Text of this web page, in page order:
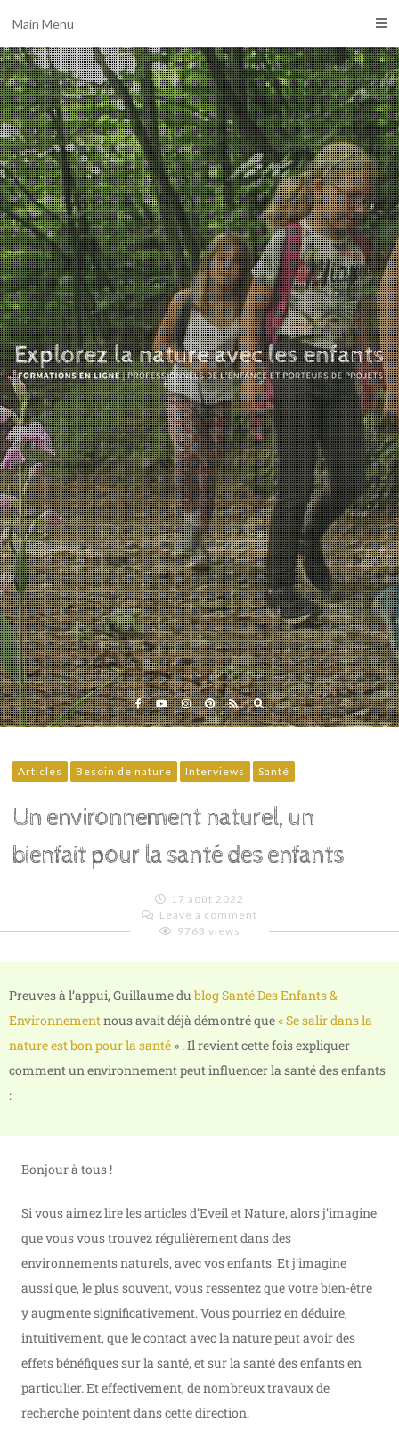
Eveil et Nature
Outils et Formations en ligne pour explorer la nature
avec les enfants
Main Menu
Articles Besoin de nature Interviews Santé
Un environnement naturel, un
bienfait pour la santé des enfants
17 août 2022
Valentine
Leave a comment
9763 views
Preuves à l’appui, Guillaume du blog Santé Des Enfants &
Environnementnous avait déjà démontré que« Se salir dans la
nature est bon pour la santé » . Il revient cette fois expliquer
comment un environnement peut influencer la santé des enfants
:
Bonjour à tous !
Si vous aimez lire les articles d’Eveil et Nature, alors j’imagine
que vous vous trouvez régulièrement dans des
environnements naturels, avec vos enfants. Et j’imagine
aussi que, le plus souvent, vous ressentez que votre bien-être
y augmente significativement. Vous pourriez en déduire,
intuitivement, que le contact avec la nature peut avoir des
effets bénéfiques sur la santé, et sur la santé des enfants en
particulier. Et effectivement, de nombreux travaux de
recherche pointent dans cette direction.